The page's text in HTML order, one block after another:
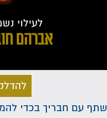
לעילוי
אברהם
שתף עם חבריך בכדי